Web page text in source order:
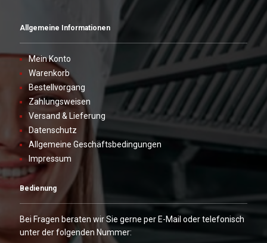
Allgemeine Informationen
Mein Konto
Warenkorb
Bestellvorgang
Zahlungsweisen
Versand & Lieferung
Datenschutz
Allgemeine Geschäftsbedingungen
Impressum
Bedienung
Bei Fragen beraten wir Sie gerne per E-Mail oder telefonisch
unter der folgenden Nummer: